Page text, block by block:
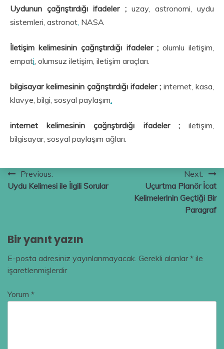
Uydunun çağrıştırdığı ifadeler ; uzay, astronomi, uydu
sistemleri, astronot, NASA
İletişim kelimesinin çağrıştırdığı ifadeler ; olumlu iletişim,
empati, olumsuz iletişim, iletişim araçları.
bilgisayar kelimesinin çağrıştırdığı ifadeler ; internet, kasa,
klavye, bilgi, sosyal paylaşım.
internet kelimesinin çağrıştırdığı ifadeler ; iletişim,
bilgisayar, sosyal paylaşım ağları.
Yazı
gezinmesi
Previous:
Uydu Kelimesi ile İlgili Sorular
Next:
Uçurtma Planör İcat
Kelimelerinin Geçtiği Bir
Paragraf
Bir yanıt yazın
E-posta adresiniz yayınlanmayacak. Gerekli alanlar* ile
işaretlenmişlerdir
Yorum *